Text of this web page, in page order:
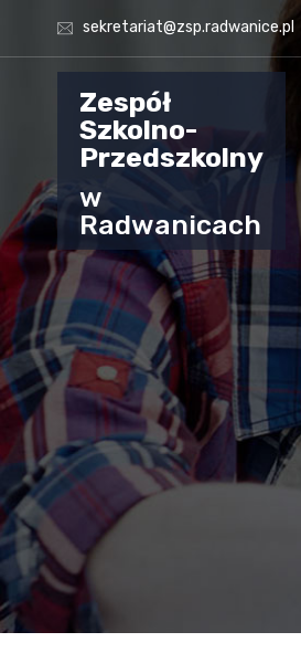
sekretariat@zsp.radwanice.pl
Zespół
Szkolno-
Przedszkolny
w
Radwanicach